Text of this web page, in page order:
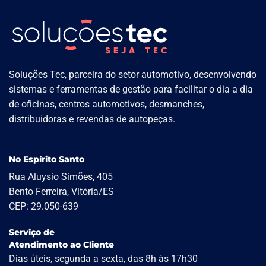
Soluções Tec, parceira do setor automotivo, desenvolvendo
sistemas e ferramentas de gestão para facilitar o dia a dia
de oficinas, centros automotivos, desmanches,
distribuidoras e revendas de autopeças.
No Espírito Santo
Rua Aluysio Simões, 405
Bento Ferreira, Vitória/ES
CEP: 29.050-639
Serviço de
Atendimento ao Cliente
Dias úteis, segunda a sexta, das 8h às 17h30